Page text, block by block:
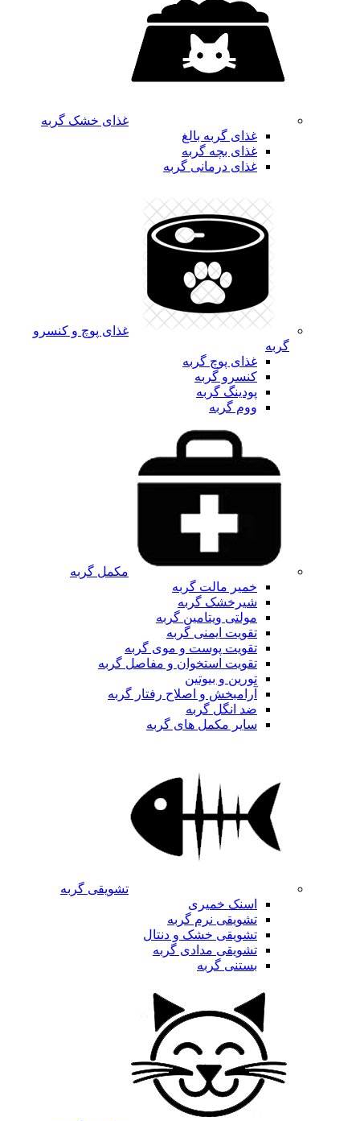
غذای خشک گربه
غذای گربه بالغ
غذای بچه گربه
غذای درمانی گربه
غذای پوچ و کنسرو
گربه
غذای پوچ گربه
کنسرو گربه
پودینگ گربه
ووم گربه
مکمل گربه
خمیر مالت گربه
شیرخشک گربه
مولتی ویتامین گربه
تقویت ایمنی گربه
تقویت پوست و موی گربه
تقویت استخوان و مفاصل گربه
تورین و بیوتین
آرامبخش و اصلاح رفتار گربه
ضد انگل گربه
سایر مکمل های گربه
تشویقی گربه
اسنک خمیری
تشویقی نرم گربه
تشویقی خشک و دنتال
تشویقی مدادی گربه
بستنی گربه